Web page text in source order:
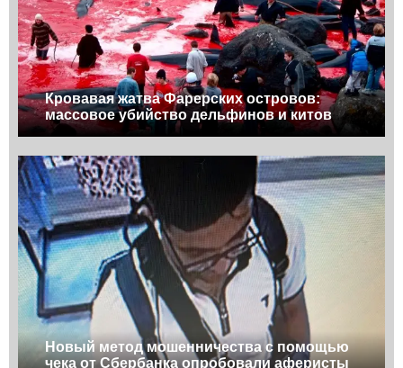
Кровавая жатва Фарерских островов:
массовое убийство дельфинов и китов
Новый метод мошенничества с помощью
чека от Сбербанка опробовали аферисты